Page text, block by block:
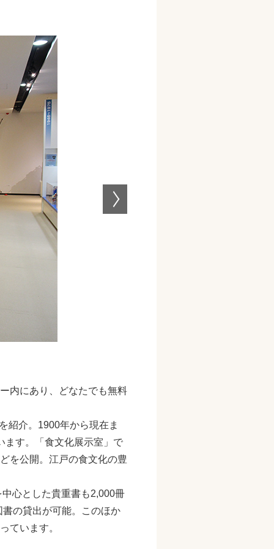
内にあり、どなたでも無料
紹介。1900年から現在ま
ます。「食文化展示室」で
を公開。江戸の食文化の豊
心とした貴重書も2,000冊
の貸出が可能。このほか
ています。